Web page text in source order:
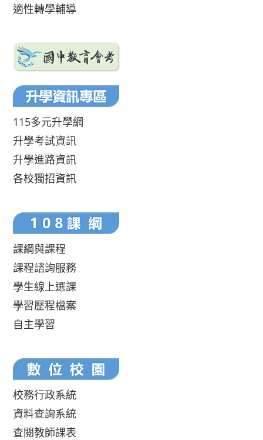
適性轉學輔導
115多元升學網
升學考試資訊
升學進路資訊
各校獨招資訊
課綱與課程
課程諮詢服務
學生線上選課
學習歷程檔案
自主學習
校務行政系統
資料查詢系統
查閱教師課表